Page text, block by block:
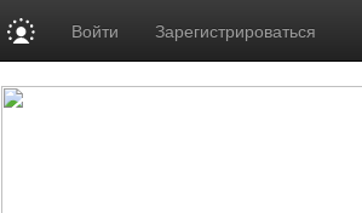
Войти Зарегистрироваться